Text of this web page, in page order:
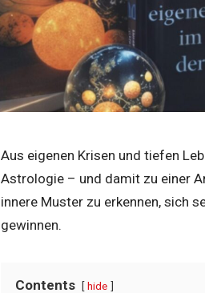
Aus eigenen Krisen und tiefen
Astrologie – und damit zu einer
innere Muster zu erkennen, sich
gewinnen.
Contents hide